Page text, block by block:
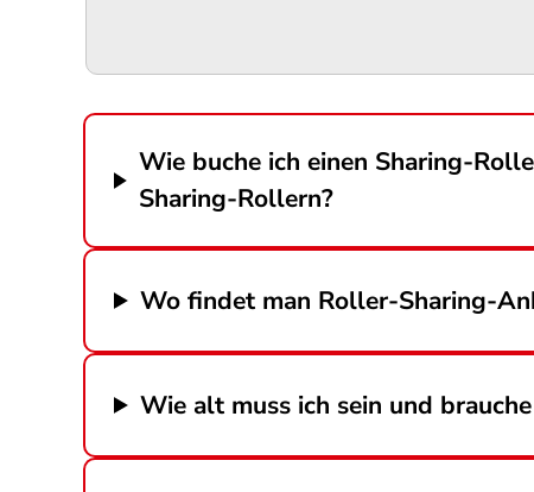
Wie buche ich einen Sharing-
Sharing-Rollern?
Wo findet man Roller-Sharing-
Wie alt muss ich sein und